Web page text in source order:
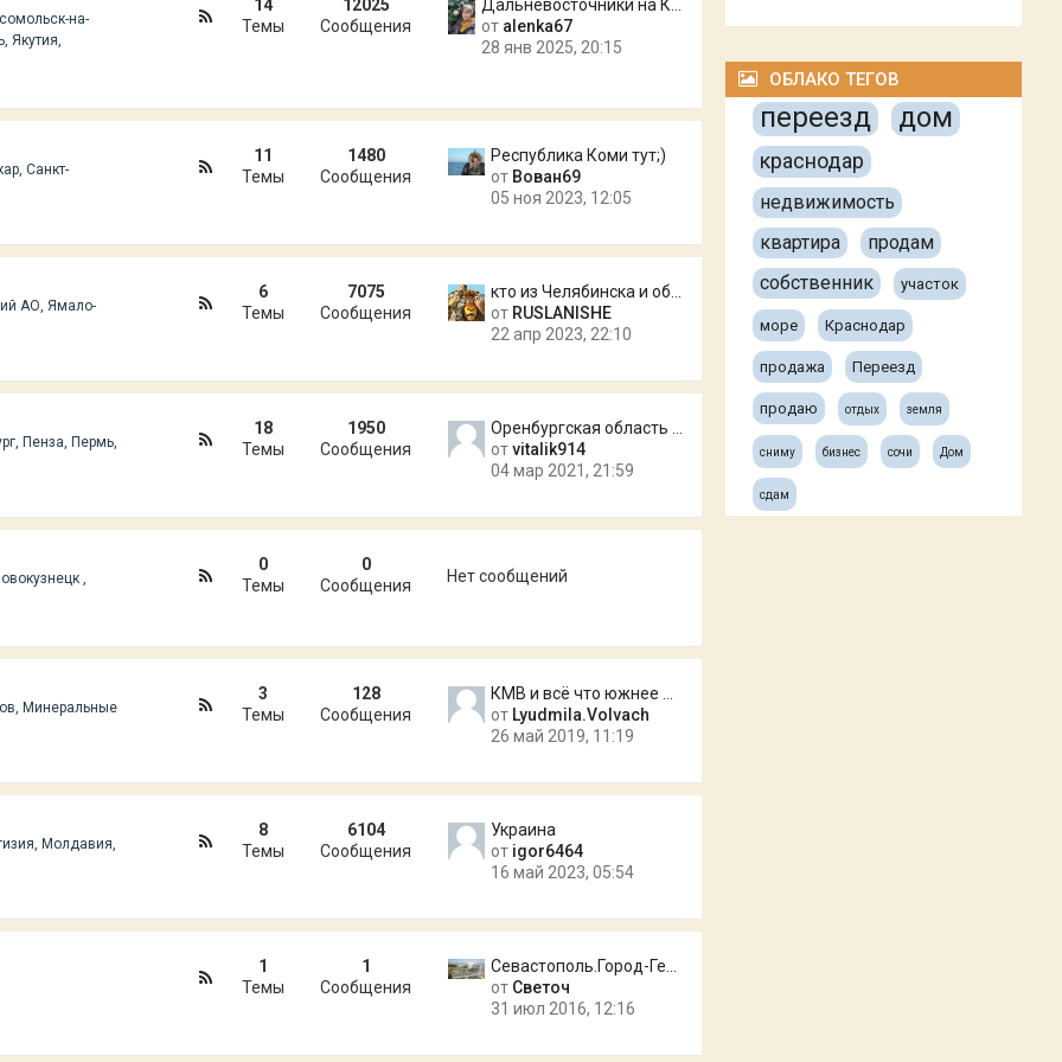
на-
Якутия,
от alenka67
28 янв 2025, 20:15
14
Темы
12025
Сообщения
Санкт-
Республика Коми тут;)
от Вован69
05 ноя 2023, 12:05
11
Темы
1480
Сообщения
АО, Ямало-
от RUSLANISHE
22 апр 2023, 22:10
6
Темы
7075
Сообщения
Пенза, Пермь,
отvitalik914
04 мар 2021, 21:59
18
Темы
1950
Сообщения
, Нет сообщений
0
Темы
0
Сообщения
Минеральные
от Lyudmila.Volvach
26 май 2019, 11:19
3
Темы
128
Сообщения
Молдавия,
Украина
от igor6464
16 май 2023, 05:54
8
Темы
6104
Сообщения
от Светоч
31 июл 2016, 12:16
1
Темы
1
Сообщения
ОБЛАКО ТЕГОВ
переезд дом
краснодар
недвижимость
квартира
продам
собственник
участок
море Краснодар
продажа Переезд
продаю отдых земля
сниму бизнес сочи Дом
сдам